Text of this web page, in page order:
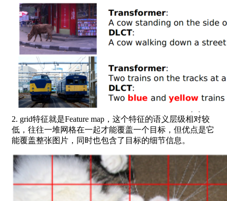
2. grid特征就是Feature map，这个特征的语义层级相对较
低，往往一堆网格在一起才能覆盖一个目标，但优点是它
能覆盖整张图片，同时也包含了目标的细节信息。